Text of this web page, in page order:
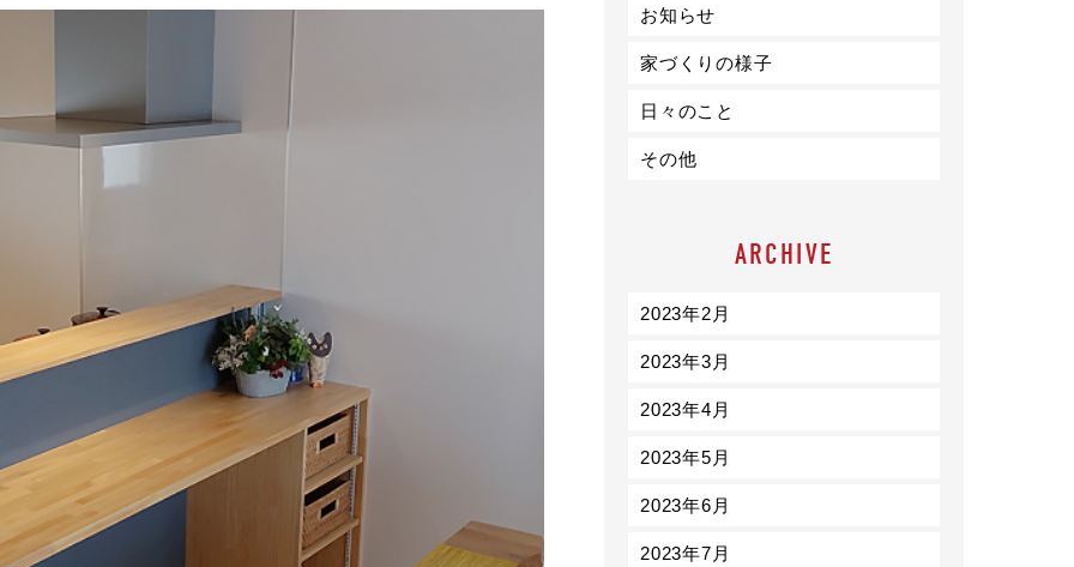
クオリティ
お知らせ
ブログ
スタッフ紹介
採用情報
お知らせ
家づくりの様子
日々のこと
その他
ARCHIVE
2023年2月
2023年3月
2023年4月
2023年5月
2023年6月
2023年7月